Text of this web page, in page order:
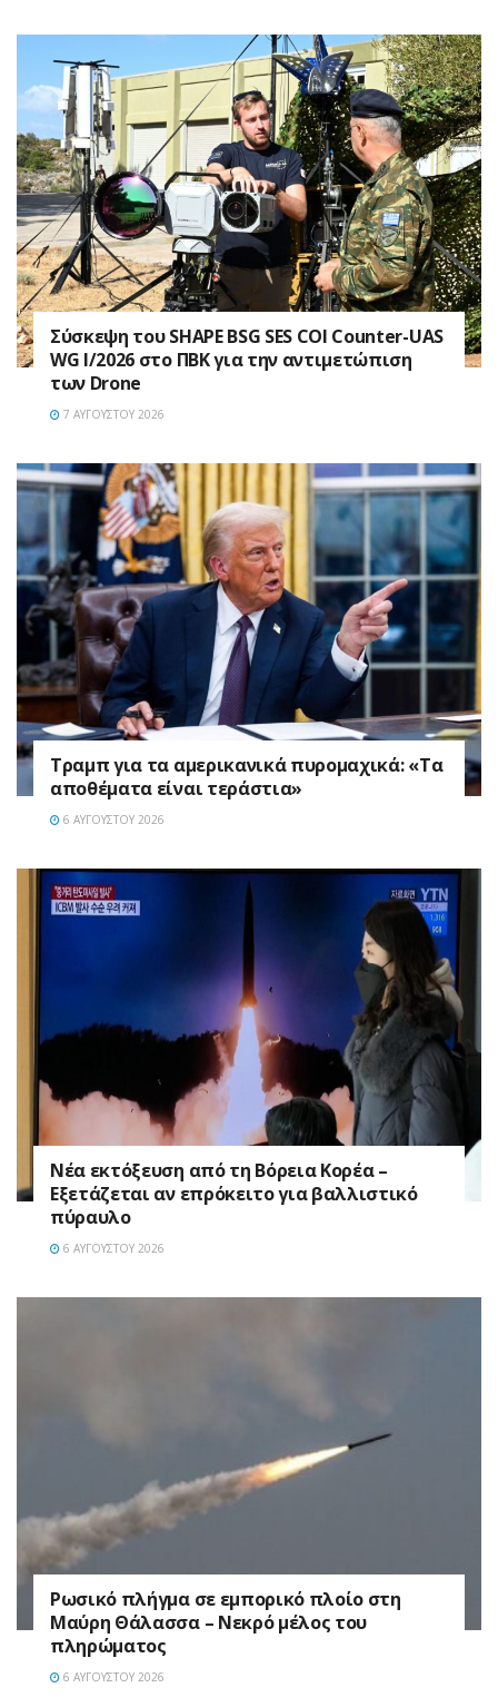
Σύσκεψη του SHAPE BSG SES COI Counter-UAS
WG I/2026 στο ΠΒΚ για την αντιμετώπιση
των Drone
7 ΑΥΓΟΎΣΤΟΥ 2026
Τραμπ για τα αμερικανικά πυρομαχικά: «Τα
αποθέματα είναι τεράστια»
6 ΑΥΓΟΎΣΤΟΥ 2026
Νέα εκτόξευση από τη Βόρεια Κορέα –
Εξετάζεται αν επρόκειτο για βαλλιστικό
πύραυλο
6 ΑΥΓΟΎΣΤΟΥ 2026
Ρωσικό πλήγμα σε εμπορικό πλοίο στη
Μαύρη Θάλασσα – Νεκρό μέλος του
πληρώματος
6 ΑΥΓΟΎΣΤΟΥ 2026